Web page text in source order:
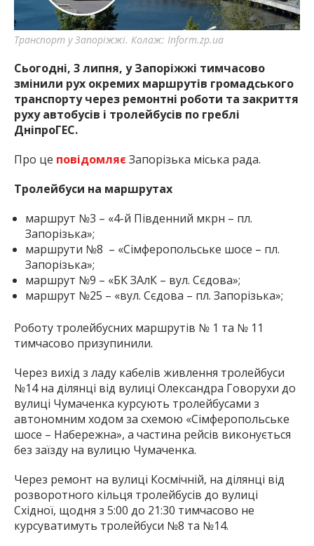
найважливішу інформацію про події
міста Запоріжжя та області.
Транспорт у Запоріжжі. Колаж: Inform.zp.ua
Сьогодні, 3 липня, у Запоріжжі тимчасово
змінили рух окремих маршрутів громадського
транспорту через ремонтні роботи та закриття
руху автобусів і тролейбусів по греблі
ДніпроГЕС.
Про це повідомляє Запорізька міська рада.
Тролейбуси на маршрутах
маршрут №3 – «4-й Південний мкрн – пл.
Запорізька»;
маршрути №8 – «Сімферопольське шосе – пл.
Запорізька»;
маршрут №9 – «БК ЗАлК – вул. Сєдова»;
маршрут №25 – «вул. Сєдова – пл. Запорізька»;
Роботу тролейбусних маршрутів № 1 та № 11
тимчасово призупинили.
Через вихід з ладу кабелів живлення тролейбуси
№14 на ділянці від вулиці Олександра Говорухи до
вулиці Чумаченка курсують тролейбусами з
автономним ходом за схемою «Сімферопольське
шосе – Набережна», а частина рейсів виконується
без заїзду на вулицю Чумаченка.
Через ремонт на вулиці Космічній, на ділянці від
розворотного кільця тролейбусів до вулиці
Східної, щодня з 5:00 до 21:30 тимчасово не
курсуватимуть тролейбуси №8 та №14.